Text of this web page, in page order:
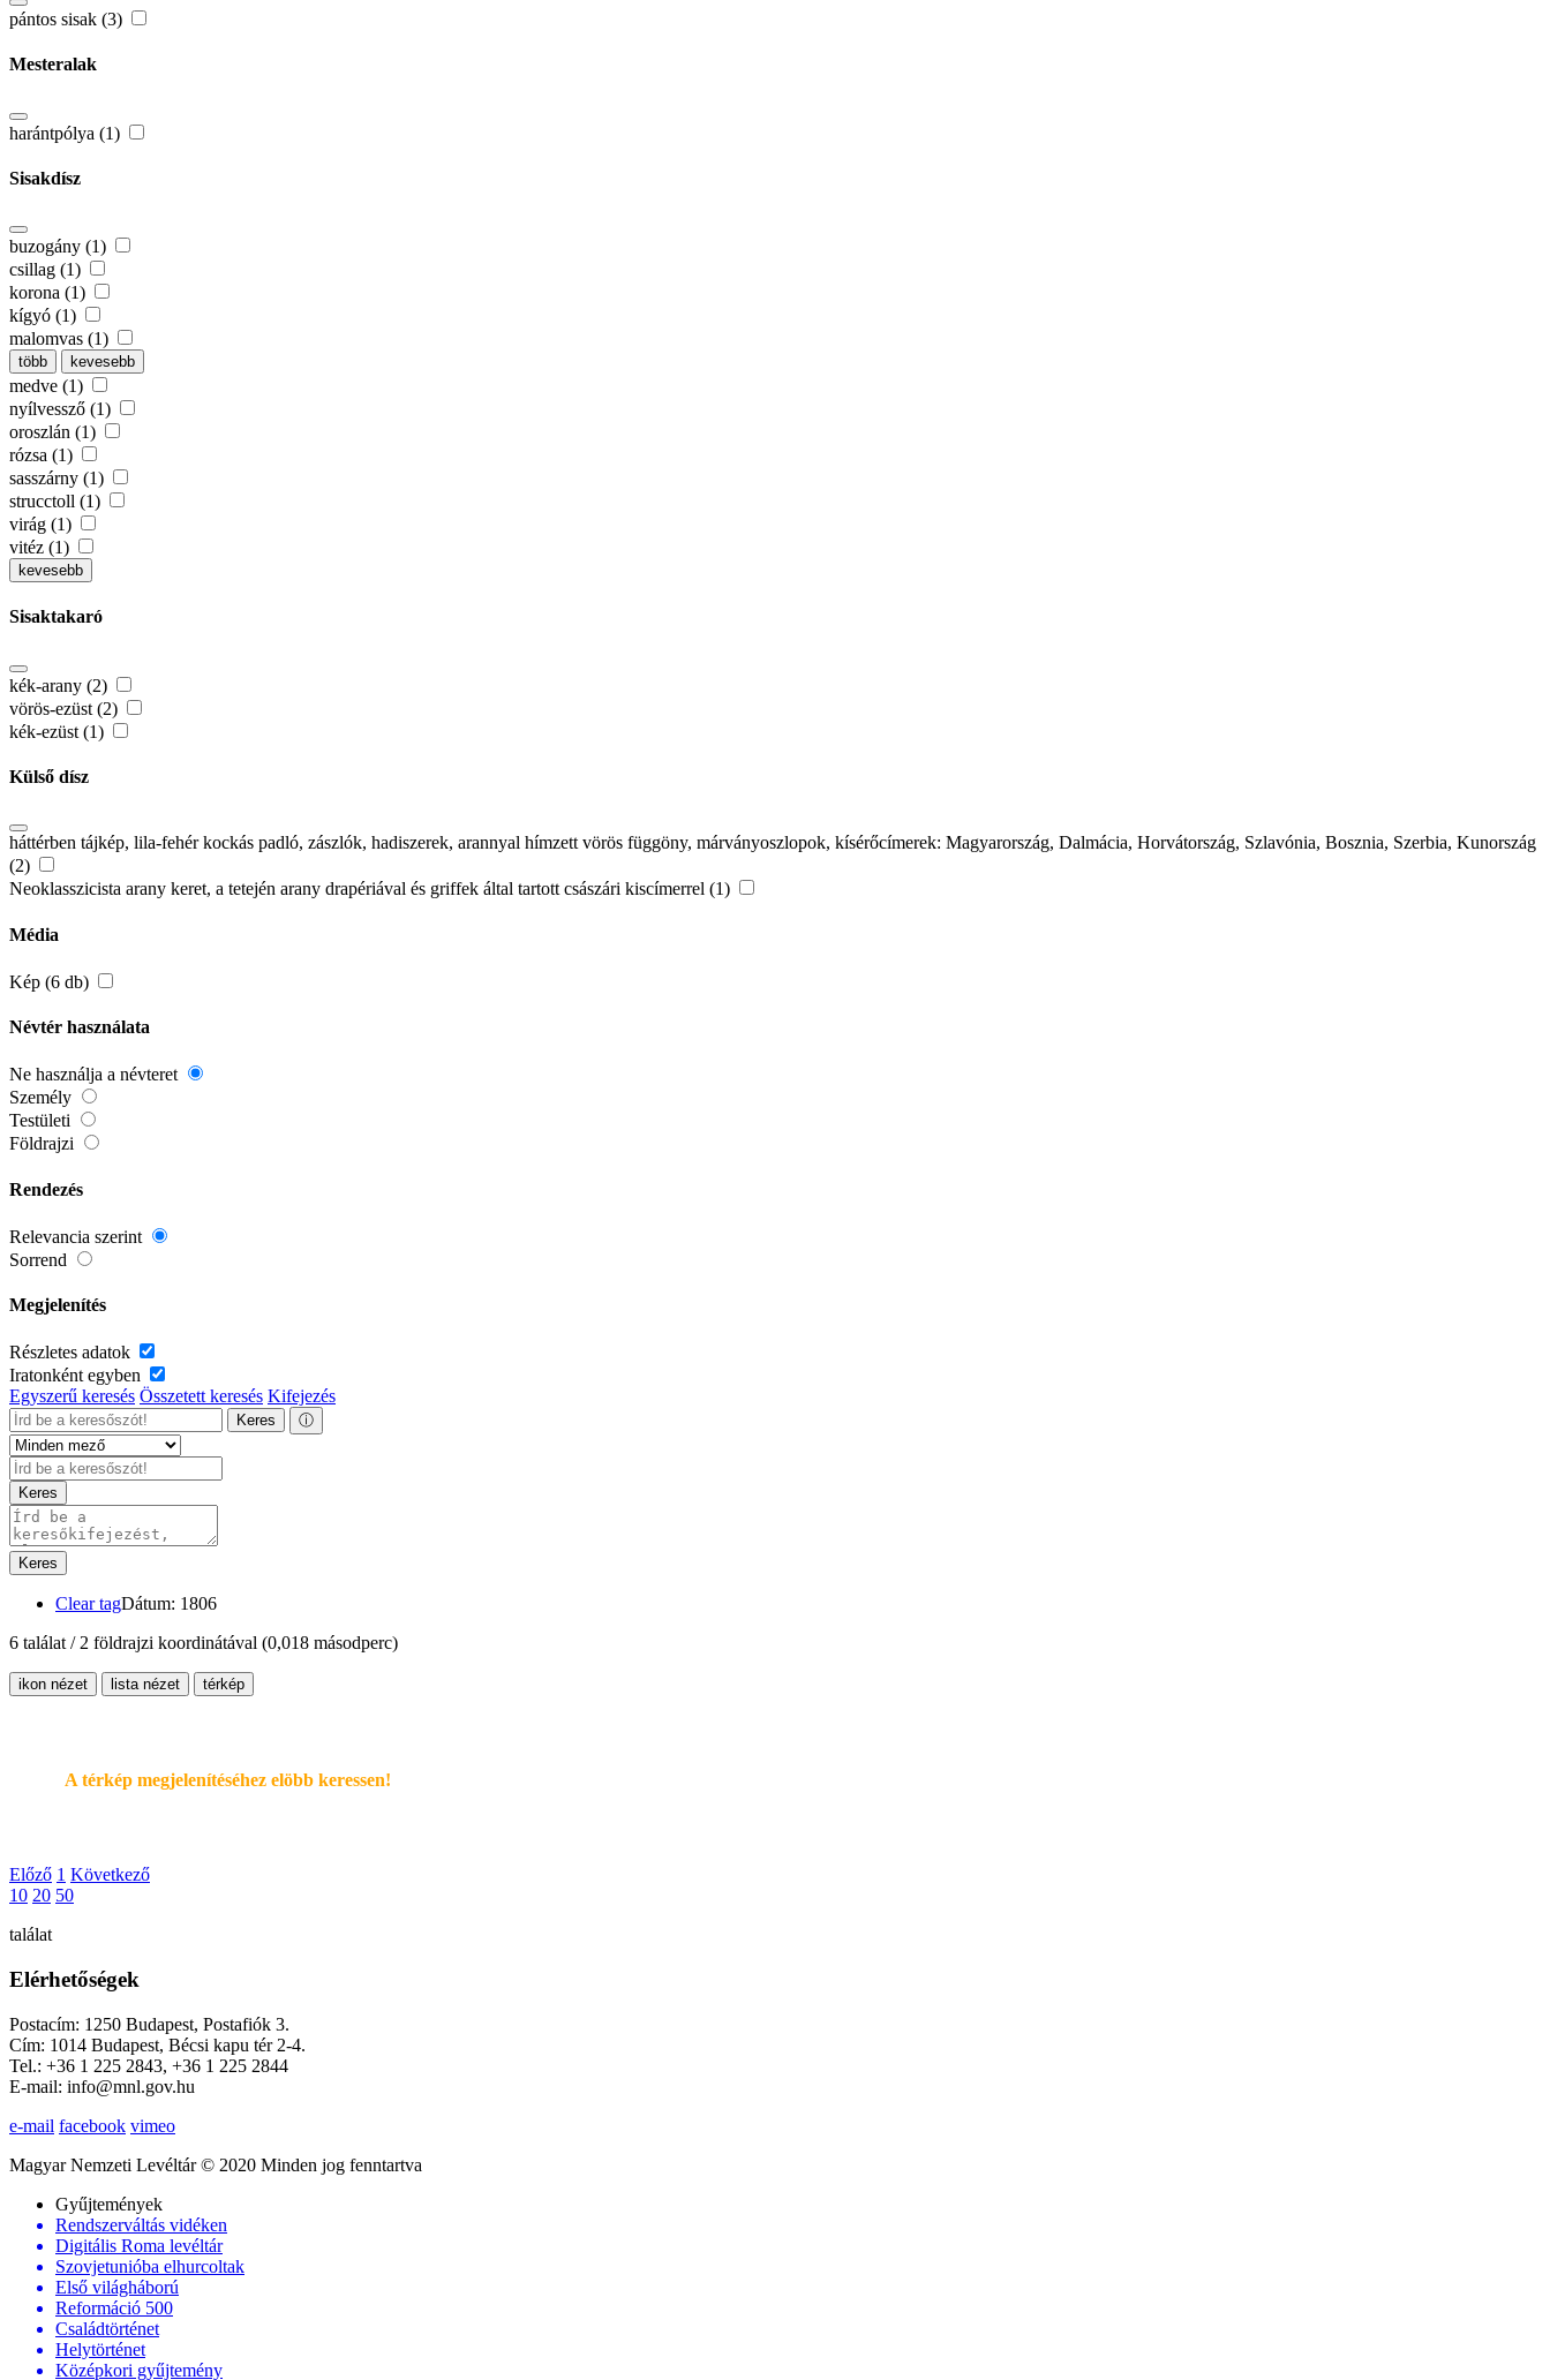
pántos sisak (3)
Mesteralak
harántpólya (1)
Sisakdísz
buzogány (1)
csillag (1)
korona (1)
kígyó (1)
malomvas (1)
több kevesebb
medve (1)
nyílvessző (1)
oroszlán (1)
rózsa (1)
sasszárny (1)
strucctoll (1)
virág (1)
vitéz (1)
kevesebb
Sisaktakaró
kék-arany (2)
vörös-ezüst (2)
kék-ezüst (1)
Külső dísz
háttérben tájkép, lila-fehér kockás padló, zászlók, hadiszerek, arannyal hímzett vörös függöny, márványoszlopok, kísérőcímerek: Magyarország, Dalmácia, Horvátország, Szlavónia, Bosznia, Szerbia, Kunország
(2)
Neoklasszicista arany keret, a tetején arany drapériával és griffek által tartott császári kiscímerrel (1)
Média
Kép (6 db)
Névtér használata
Ne használja a névteret
Személy
Testületi
Földrajzi
Rendezés
Relevancia szerint
Sorrend
Megjelenítés
Részletes adatok
Iratonként egyben
Egyszerű keresés Összetett keresés Kifejezés
Keres ⓘ
Keres
Keres
Clear tagDátum: 1806
6 találat / 2 földrajzi koordinátával (0,018 másodperc)
ikon nézet lista nézet térkép
A térkép megjelenítéséhez elöbb keressen!
Előző 1 Következő
10 20 50
találat
Elérhetőségek
Postacím: 1250 Budapest, Postafiók 3.
Cím: 1014 Budapest, Bécsi kapu tér 2-4.
Tel.: +36 1 225 2843, +36 1 225 2844
E-mail: info@mnl.gov.hu
e-mail facebook vimeo
Magyar Nemzeti Levéltár © 2020 Minden jog fenntartva
Gyűjtemények
Rendszerváltás vidéken
Digitális Roma levéltár
Szovjetunióba elhurcoltak
Első világháború
Reformáció 500
Családtörténet
Helytörténet
Középkori gyűjtemény